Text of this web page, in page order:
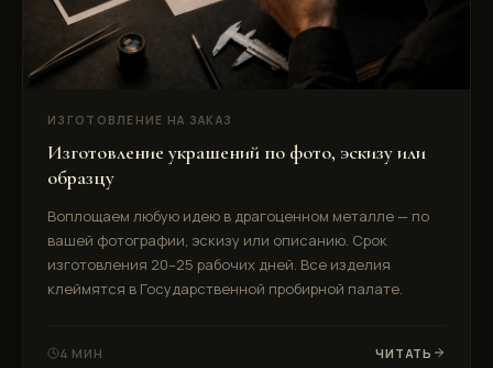
ИЗГОТОВЛЕНИЕ НА ЗАКАЗ
Изготовление украшений по фото, эскизу или
образцу
Воплощаем любую идею в драгоценном металле — по
вашей фотографии, эскизу или описанию. Срок
изготовления 20–25 рабочих дней. Все изделия
клеймятся в Государственной пробирной палате.
4 МИН ЧИТАТЬ